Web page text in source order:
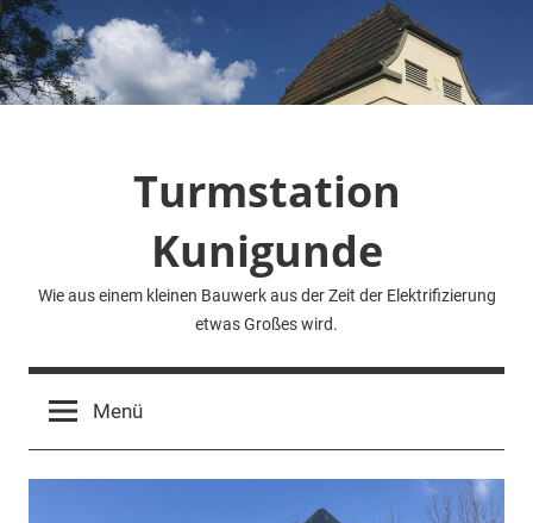
Zum
Inhalt
springen
Turmstation
Kunigunde
Wie aus einem kleinen Bauwerk aus der Zeit der Elektrifizierung
etwas Großes wird.
Menü